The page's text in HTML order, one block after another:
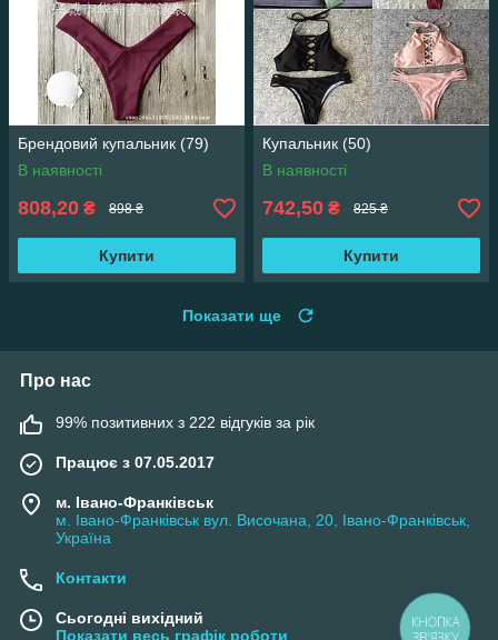
Брендовий купальник (79)
В наявності
808,20 ₴ 898 ₴
Купити
Купальник (50)
В наявності
742,50 ₴ 825 ₴
Купити
Показати ще
Про нас
99% позитивних з 222 відгуків за рік
Працює з 07.05.2017
м. Івано-Франківськ
м. Івано-Франківськ вул. Височана, 20, Івано-Франківськ,
Україна
Контакти
Сьогодні вихідний
Показати весь графік роботи
КНОПКА
ЗВ'ЯЗКУ